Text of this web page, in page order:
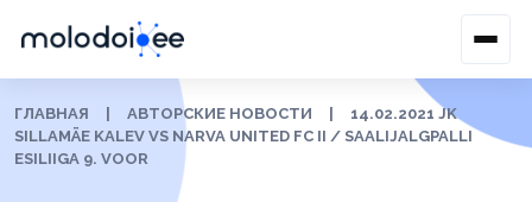
ГЛАВНАЯ АВТОРСКИЕ НОВОСТИ
14.02.2021 JK
SILLAMÄE KALEV VS NARVA UNITED FC II / SAALIJALGPALLI
ESILIIGA 9. VOOR